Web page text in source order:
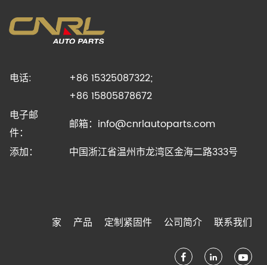
电话:
+86 15325087322;
+86 15805878672
电子邮
件：
邮箱： info@cnrlautoparts.com
添加：
中国浙江省温州市龙湾区金海二路333号
家 产品 定制紧固件 公司简介 联系我们